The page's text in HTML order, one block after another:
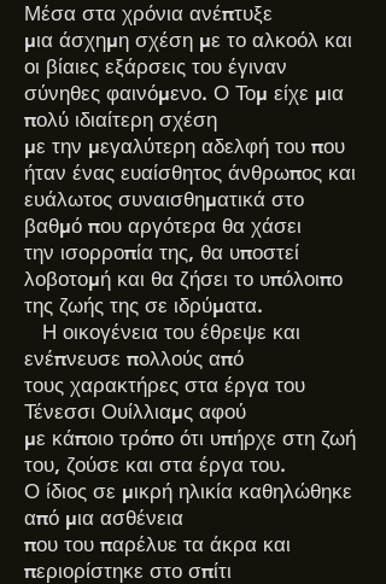
Μέσα στα χρόνια ανέπτυξε
μια άσχημη σχέση με το αλκοόλ και
οι βίαιες εξάρσεις του έγιναν
σύνηθες φαινόμενο. Ο Τομ είχε μια
πολύ ιδιαίτερη σχέση
με την μεγαλύτερη αδελφή του που
ήταν ένας ευαίσθητος άνθρωπος και
ευάλωτος συναισθηματικά στο
βαθμό που αργότερα θα χάσει
την ισορροπία της, θα υποστεί
λοβοτομή και θα ζήσει το υπόλοιπο
της ζωής της σε ιδρύματα.
Η οικογένεια του έθρεψε και
ενέπνευσε πολλούς από
τους χαρακτήρες στα έργα του
Τένεσσι Ουίλλιαμς αφού
με κάποιο τρόπο ότι υπήρχε στη ζωή
του, ζούσε και στα έργα του.
Ο ίδιος σε μικρή ηλικία καθηλώθηκε
από μια ασθένεια
που του παρέλυε τα άκρα και
περιορίστηκε στο σπίτι